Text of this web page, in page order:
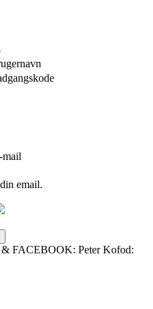
mail
email.
FACEBOOK: Peter Kofod: